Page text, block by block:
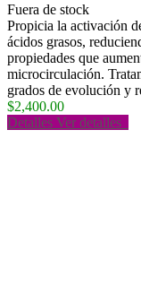
Fuera de stock
Propicia la activación
ácidos grasos,
propiedades que
microcirculación.
grados de evolución y
$2,400.00
Detalles Ver detalles